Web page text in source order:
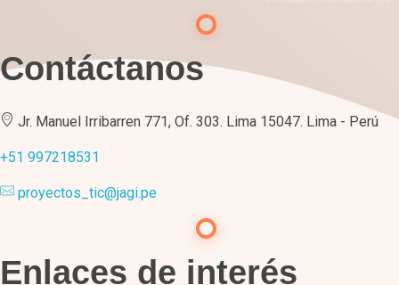
Contáctanos
Jr. Manuel Irribarren 771, Of. 303. Lima 15047. Lima - Perú
+51 997218531
proyectos_tic@jagi.pe
Enlaces de interés